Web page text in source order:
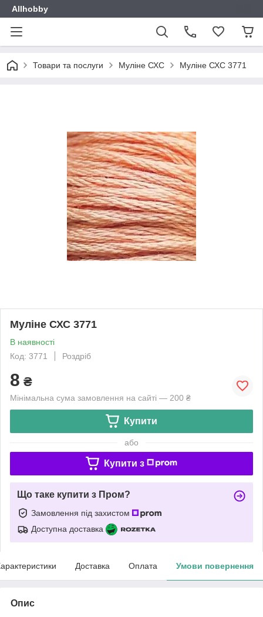
Allhobby
Товари та послуги Муліне СХС Муліне СХС 3771
Муліне СХС 3771
В наявності
Код: 3771
Роздріб
8 ₴
Мінімальна сума замовлення на сайті — 200 ₴
Купити
або
Купити з
Що таке купити з Пром?
Замовлення під захистом
Доступна доставка
Доставка Оплата Умови повернення
Опис